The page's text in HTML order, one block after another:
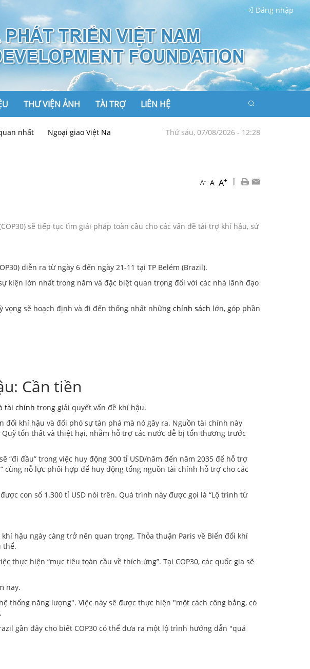
Đăng nhập
THƯ VIỆN ẢNH TÀI TRỢ LIÊN HỆ
Ngoại giao Việt Nam tiên phong kiến tạo hòa bình, lan tỏa sức mạnh mềm
Thứ sáu, 07/08/2026 - 12:28
A- A A+ |
sẽ tiếp tục tìm giải pháp toàn cầu cho các vấn đề tài trợ khí hậu, sử
diễn ra từ ngày 6 đến ngày 21-11 tại TP Belém (Brazil).
kiện lớn nhất trong năm và đặc biệt quan trọng đối với các nhà lãnh đạo
vọng sẽ hoạch định và đi đến thống nhất những chính sách lớn, góp phần
Cần tiền
tài chính trong giải quyết vấn đề khí hậu.
khí hậu và đối phó sự tàn phá mà nó gây ra. Nguồn tài chính này
tổn thất và thiệt hại, nhằm hỗ trợ các nước dễ bị tổn thương trước
“đi đầu” trong việc huy động 300 tỉ USD/năm đến năm 2035 để hỗ trợ
nỗ lực phối hợp để huy động tổng nguồn tài chính hỗ trợ cho các
con số 1.300 tỉ USD nói trên. Quá trình này được gọi là “Lộ trình từ
hậu ngày càng trở nên quan trọng. Thỏa thuận Paris về Biến đổi khí
thể.
thực hiện “mục tiêu toàn cầu về thích ứng”. Tại COP30, các quốc gia sẽ
nay.
thống năng lượng". Việc này sẽ được thực hiện "một cách công bằng, có
gần đây cho biết COP30 có thể đưa ra một lộ trình hướng dẫn "quá